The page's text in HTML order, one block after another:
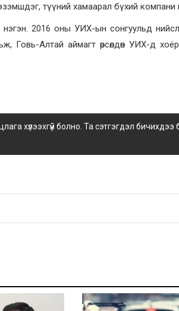
түүний хамаарал бүхий компани
2016 оны УИХ-ын сонгуульд
Говь-Алтай аймагт өрсөлдөн УИХ-д
хүлээхгүй болно. Та сэтгэгдэл бичихдээ